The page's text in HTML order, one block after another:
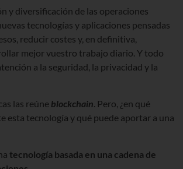
y diversificación de las operaciones
tecnologías y aplicaciones pensadas
reducir costes y, en definitiva,
mejor vuestro trabajo diario. Y todo
a la seguridad, la privacidad y la
las reúne blockchain. Pero, ¿en qué
esta tecnología y qué puede aportar a una
tecnología basada en una cadena de